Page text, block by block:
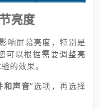
亮度
响屏幕亮度，特别是
可以根据需要调整亮
的效果。
和声音”选项，再选择